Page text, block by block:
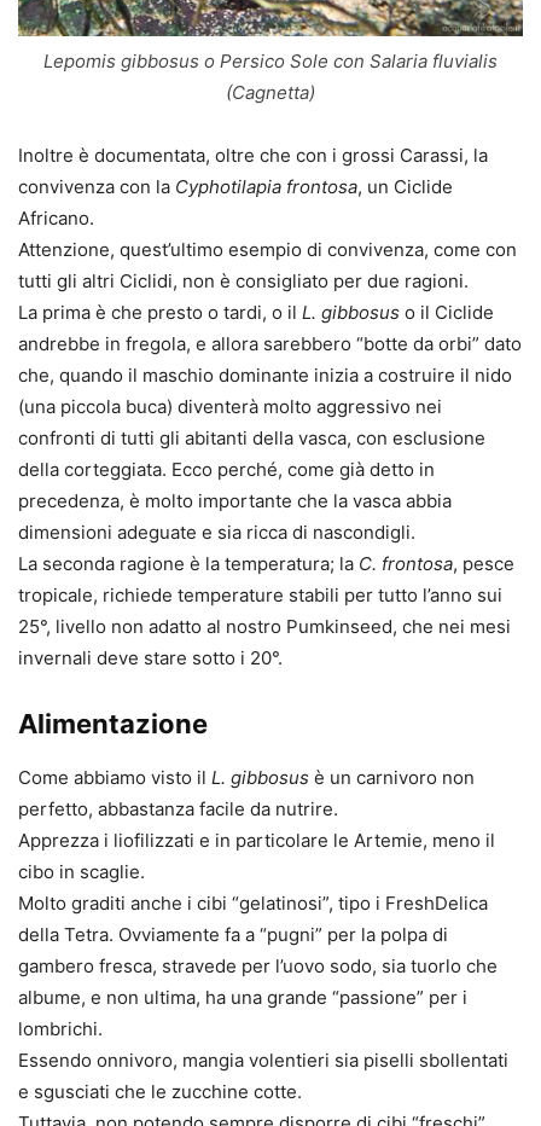
Lepomis gibbosus o Persico Sole con Salaria fluvialis
(Cagnetta)
Inoltre è documentata, oltre che con i grossi Carassi, la
convivenza con la Cyphotilapia frontosa, un Ciclide
Africano.
Attenzione, quest’ultimo esempio di convivenza, come con
tutti gli altri Ciclidi, non è consigliato per due ragioni.
La prima è che presto o tardi, o il L. gibbosus o il Ciclide
andrebbe in fregola, e allora sarebbero “botte da orbi” dato
che, quando il maschio dominante inizia a costruire il nido
(una piccola buca) diventerà molto aggressivo nei
confronti di tutti gli abitanti della vasca, con esclusione
della corteggiata. Ecco perché, come già detto in
precedenza, è molto importante che la vasca abbia
dimensioni adeguate e sia ricca di nascondigli.
La seconda ragione è la temperatura; la C. frontosa, pesce
tropicale, richiede temperature stabili per tutto l’anno sui
25°, livello non adatto al nostro Pumkinseed, che nei mesi
invernali deve stare sotto i 20°.
Alimentazione
Come abbiamo visto il L. gibbosus è un carnivoro non
perfetto, abbastanza facile da nutrire.
Apprezza i liofilizzati e in particolare le Artemie, meno il
cibo in scaglie.
Molto graditi anche i cibi “gelatinosi”, tipo i FreshDelica
della Tetra. Ovviamente fa a “pugni” per la polpa di
gambero fresca, stravede per l’uovo sodo, sia tuorlo che
albume, e non ultima, ha una grande “passione” per i
lombrichi.
Essendo onnivoro, mangia volentieri sia piselli sbollentati
e sgusciati che le zucchine cotte.